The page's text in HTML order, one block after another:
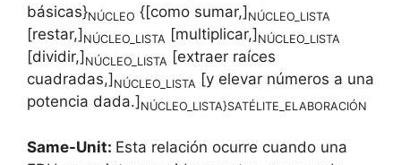
básicas}NÚCLEO {[como sumar,] NÚCLEO_LISTA
[restar,] NÚCLEO_LISTA [multiplicar,] NÚCLEO_LISTA
[dividir,] NÚCLEO_LISTA [extraer raíces
cuadradas,] NÚCLEO_LISTA [y elevar números a una
potencia dada.] NÚCLEO_LISTA}SATÉLITE_ELABORACIÓN
Same-Unit: Esta relación ocurre cuando una